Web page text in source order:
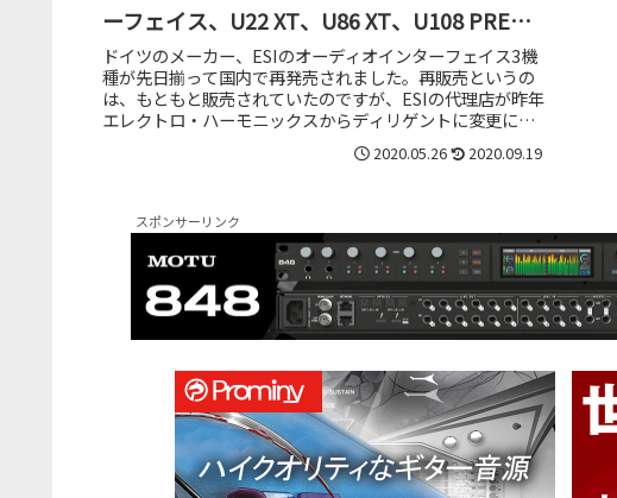
ーフェイス、U22 XT、U86 XT、U108 PREが
再上陸
ドイツのメーカー、ESIのオーディオインターフェイス3機
種が先日揃って国内で再発売されました。再販売というの
は、もともと販売されていたのですが、ESIの代理店が昨年
エレクトロ・ハーモニックスからディリゲントに変更にな
2020.05.26 2020.09.19
スポンサーリンク